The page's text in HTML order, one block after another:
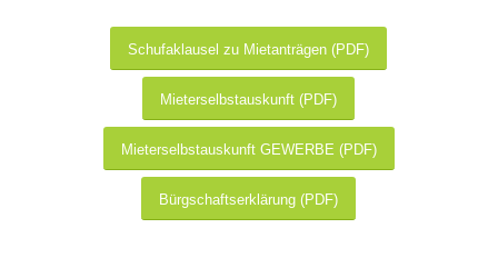
Schufaklausel zu Mietanträgen (PDF)
Mieterselbstauskunft (PDF)
Mieterselbstauskunft GEWERBE (PDF)
Bürgschaftserklärung (PDF)